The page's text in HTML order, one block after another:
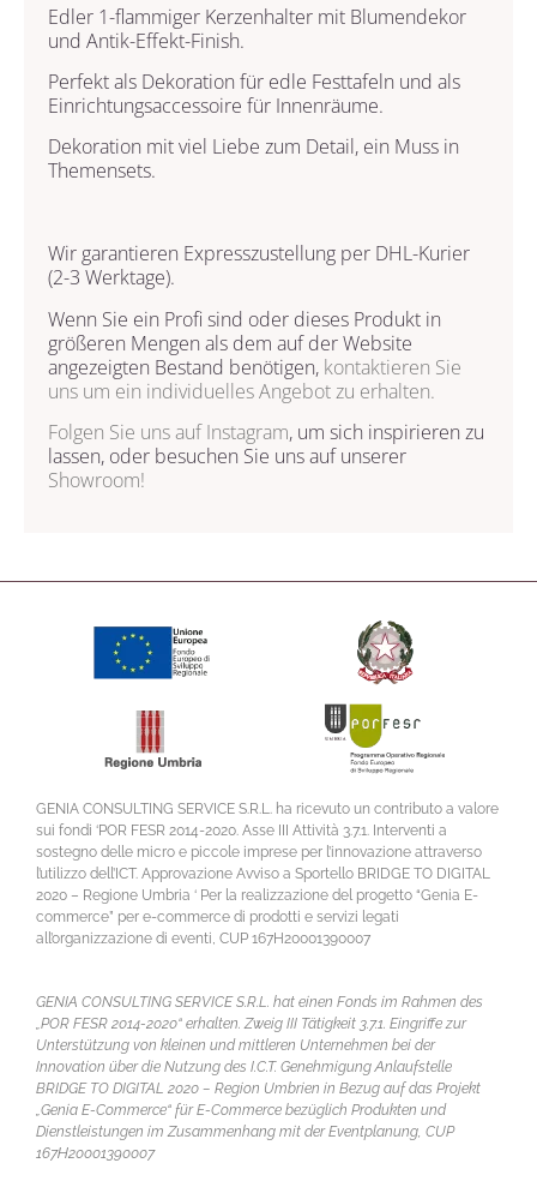
Edler 1-flammiger Kerzenhalter mit Blumendekor
und Antik-Effekt-Finish.
Perfekt als Dekoration für edle Festtafeln und als
Einrichtungsaccessoire für Innenräume.
Dekoration mit viel Liebe zum Detail, ein Muss in
Themensets.
Wir garantieren Expresszustellung per DHL-Kurier
(2-3 Werktage).
Wenn Sie ein Profi sind oder dieses Produkt in
größeren Mengen als dem auf der Website
angezeigten Bestand benötigen, kontaktieren Sie
uns um ein individuelles Angebot zu erhalten.
Folgen Sie uns aufInstagram, um sich inspirieren zu
lassen, oder besuchen Sie uns auf unserer
Showroom!
GENIA CONSULTING SERVICE S.R.L. ha ricevuto un contributo a valore
sui fondi ‘POR FESR 2014-2020. Asse III Attività 3.7.1. Interventi a
sostegno delle micro e piccole imprese per l’innovazione attraverso
l’utilizzo dell’ICT. Approvazione Avviso a Sportello BRIDGE TO DIGITAL
2020 – Regione Umbria ‘ Per la realizzazione del progetto “Genia E-
commerce” per e-commerce di prodotti e servizi legati
all’organizzazione di eventi, CUP 167H20001390007
GENIA CONSULTING SERVICE S.R.L. hat einen Fonds im Rahmen des
„POR FESR 2014-2020“ erhalten. Zweig III Tätigkeit 3.7.1. Eingriffe zur
Unterstützung von kleinen und mittleren Unternehmen bei der
Innovation über die Nutzung des I.C.T. Genehmigung Anlaufstelle
BRIDGE TO DIGITAL 2020 – Region Umbrien in Bezug auf das Projekt
„Genia E-Commerce“ für E-Commerce bezüglich Produkten und
Dienstleistungen im Zusammenhang mit der Eventplanung, CUP
167H20001390007